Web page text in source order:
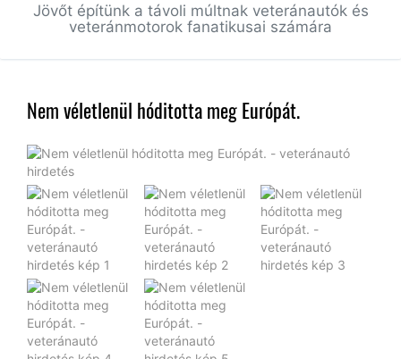
Jövőt építünk a távoli múltnak veteránautók és
veteránmotorok fanatikusai számára
Nem véletlenül hóditotta meg Európát.